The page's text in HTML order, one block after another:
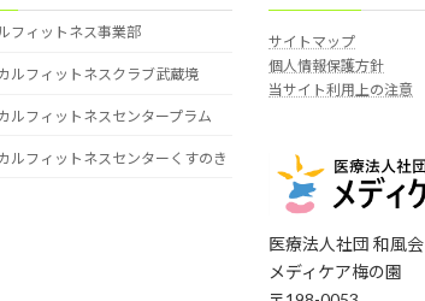
フィットネス事業部
ルフィットネスクラブ武蔵境
ルフィットネスセンタープラム
ルフィットネスセンターくすのき
サイトマップ
個人情報保護方針
当サイト利用上の注意
医療法人社団 和風会
メディケア梅の園